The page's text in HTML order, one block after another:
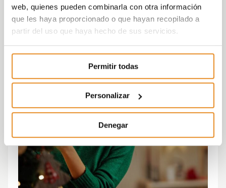
web, quienes pueden combinarla con otra información
que les haya proporcionado o que hayan recopilado a
partir del uso que haya hecho de sus servicios.
Permitir todas
Personalizar
Denegar